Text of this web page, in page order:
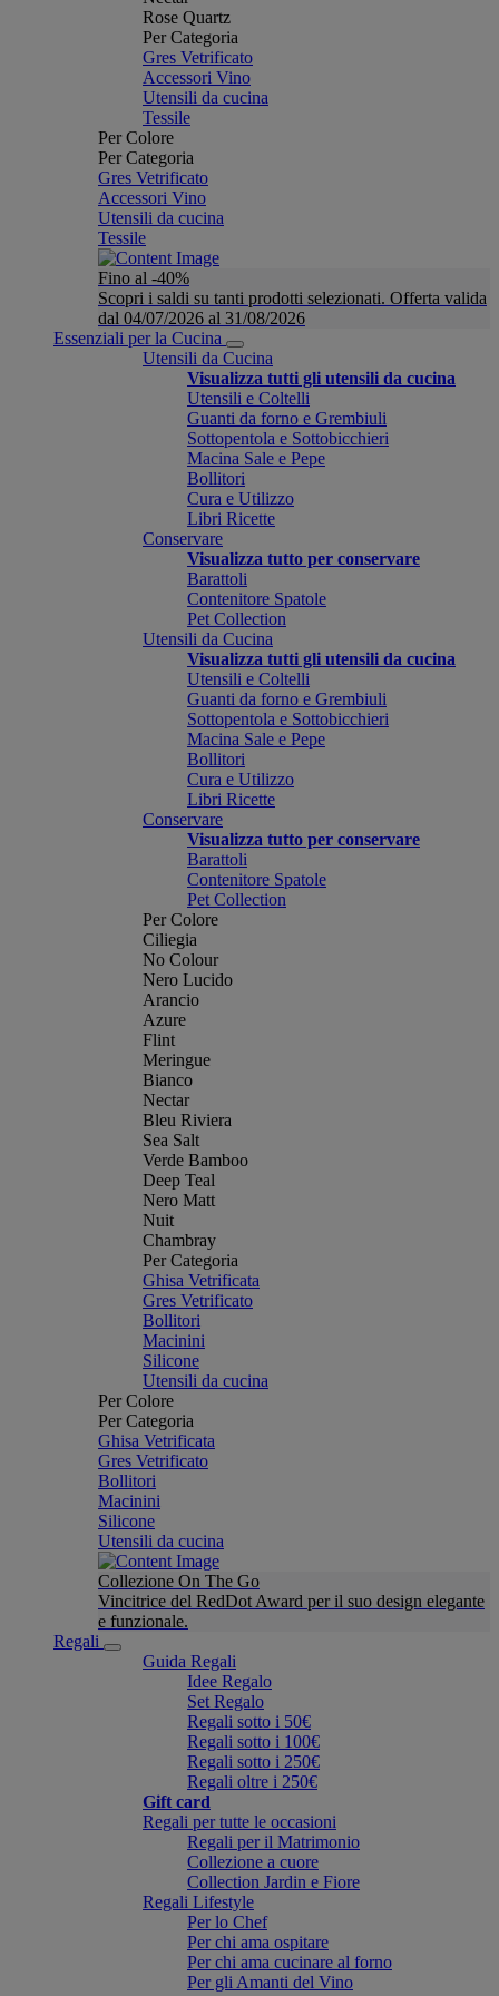
Rose Quartz
Per Categoria
Gres Vetrificato
Accessori Vino
Utensili da cucina
Tessile
Per Colore
Per Categoria
Gres Vetrificato
Accessori Vino
Utensili da cucina
Tessile
Fino al -40%
Scopri i saldi su tanti prodotti selezionati. Offerta valida
dal 04/07/2026 al 31/08/2026
Essenziali per la Cucina
Utensili da Cucina
Visualizza tutti gli utensili da cucina
Utensili e Coltelli
Guanti da forno e Grembiuli
Sottopentola e Sottobicchieri
Macina Sale e Pepe
Bollitori
Cura e Utilizzo
Libri Ricette
Conservare
Visualizza tutto per conservare
Barattoli
Contenitore Spatole
Pet Collection
Utensili da Cucina
Visualizza tutti gli utensili da cucina
Utensili e Coltelli
Guanti da forno e Grembiuli
Sottopentola e Sottobicchieri
Macina Sale e Pepe
Bollitori
Cura e Utilizzo
Libri Ricette
Conservare
Visualizza tutto per conservare
Barattoli
Contenitore Spatole
Pet Collection
Per Colore
Ciliegia
No Colour
Nero Lucido
Arancio
Azure
Flint
Meringue
Bianco
Nectar
Bleu Riviera
Sea Salt
Verde Bamboo
Deep Teal
Nero Matt
Nuit
Chambray
Per Categoria
Ghisa Vetrificata
Gres Vetrificato
Bollitori
Macinini
Silicone
Utensili da cucina
Per Colore
Per Categoria
Ghisa Vetrificata
Gres Vetrificato
Bollitori
Macinini
Silicone
Utensili da cucina
Collezione On The Go
Vincitrice del RedDot Award per il suo design elegante
e funzionale.
Regali
Guida Regali
Idee Regalo
Set Regalo
Regali sotto i 50€
Regali sotto i 100€
Regali sotto i 250€
Regali oltre i 250€
Gift card
Regali per tutte le occasioni
Regali per il Matrimonio
Collezione a cuore
Collection Jardin e Fiore
Regali Lifestyle
Per lo Chef
Per chi ama ospitare
Per chi ama cucinare al forno
Per gli Amanti del Vino